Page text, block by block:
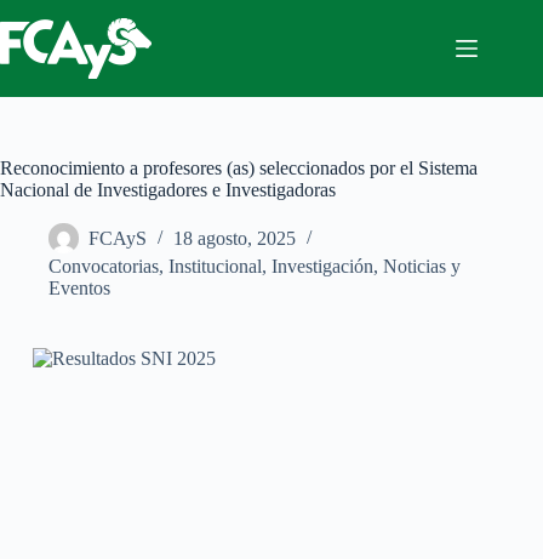
al
contenido
Reconocimiento a profesores (as) seleccionados por el Sistema
Nacional de Investigadores e Investigadoras
FCAyS
18 agosto, 2025
Convocatorias, Institucional, Investigación, Noticias y
Eventos